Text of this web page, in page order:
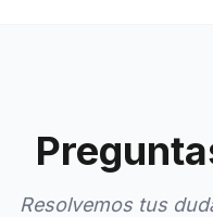
Resolvemos tus